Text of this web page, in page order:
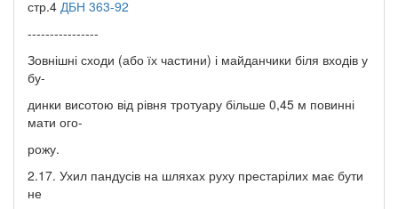
стр.4 ДБН 363-92
----------------
Зовнішні сходи (або їх частини) і майданчики біля входів у
бу-
динки висотою від рівня тротуару більше 0,45 м повинні
мати ого-
рожу.
2.17. Ухил пандусів на шляхах руху престарілих має бути
не